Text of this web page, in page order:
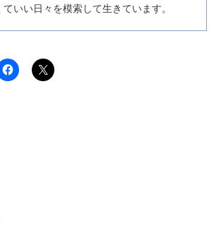
いい日々を模索して生きています。